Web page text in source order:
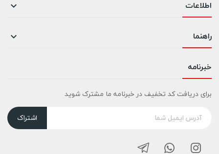
اطلاعات 
راهنما 
خبرنامه
برای دریافت کد تخفیف در خبرنامه ما مشترک شوید
اشتراک